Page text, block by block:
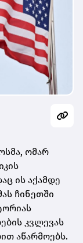
ომარ
ის აქამდე
ჩინეთში
კვლევას
აწარმოებს.